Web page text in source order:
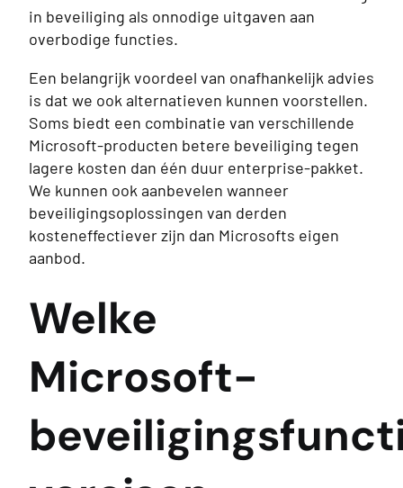
in beveiliging als onnodige uitgaven aan
overbodige functies.
Een belangrijk voordeel van onafhankelijk advies
is dat we ook alternatieven kunnen voorstellen.
Soms biedt een combinatie van verschillende
Microsoft-producten betere beveiliging tegen
lagere kosten dan één duur enterprise-pakket.
We kunnen ook aanbevelen wanneer
beveiligingsoplossingen van derden
kosteneffectiever zijn dan Microsofts eigen
aanbod.
Welke
Microsoft-